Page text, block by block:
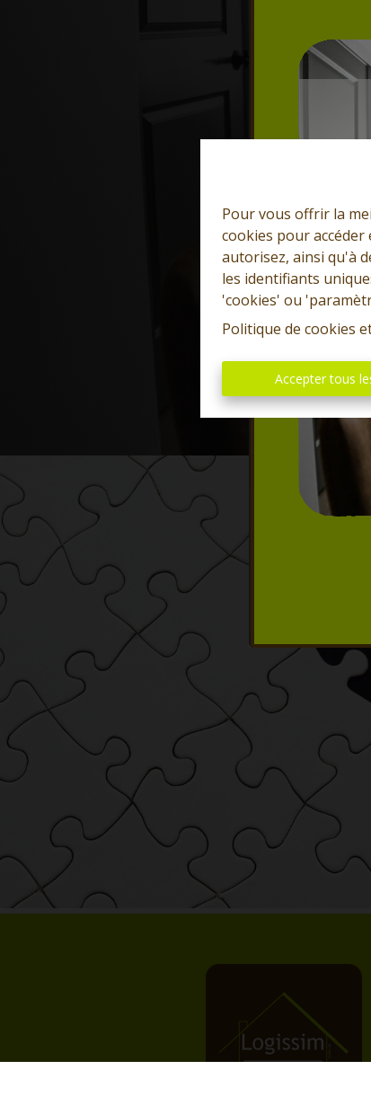
Pour vous offrir la
cookies pour
autorisez, ainsi qu'à
les identifiants
'cookies' ou
Politique de cookies
Accepter tous